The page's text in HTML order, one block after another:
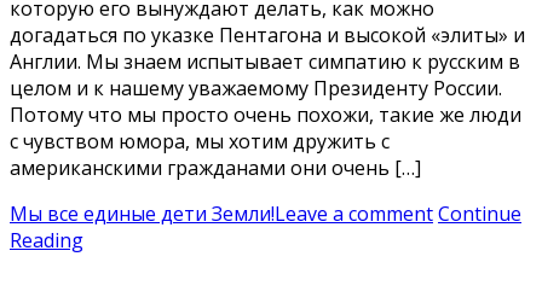
которую его вынуждают делать, как можно
догадаться по указке Пентагона и высокой «элиты» и
Англии. Мы знаем испытывает симпатию к русским в
целом и к нашему уважаемому Президенту России.
Потому что мы просто очень похожи, такие же люди
с чувством юмора, мы хотим дружить с
американскими гражданами они очень […]
Мы все единые дети Земли!Leave a commentContinue
Reading